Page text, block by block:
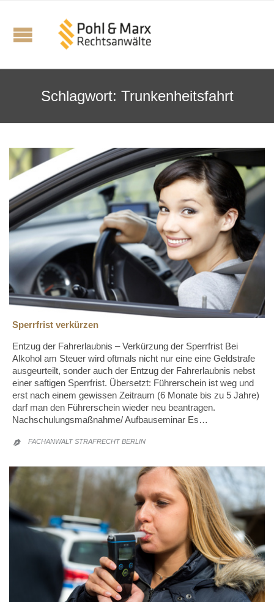
Schlagwort: Trunkenheitsfahrt
Sperrfrist verkürzen
Entzug der Fahrerlaubnis – Verkürzung der Sperrfrist Bei
Alkohol am Steuer wird oftmals nicht nur eine eine Geldstrafe
ausgeurteilt, sonder auch der Entzug der Fahrerlaubnis nebst
einer saftigen Sperrfrist. Übersetzt: Führerschein ist weg und
erst nach einem gewissen Zeitraum (6 Monate bis zu 5 Jahre)
darf man den Führerschein wieder neu beantragen.
Nachschulungsmaßnahme/ Aufbauseminar Es…
 FACHANWALT STRAFRECHT BERLIN